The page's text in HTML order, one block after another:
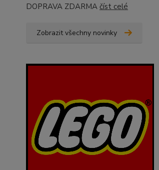
DOPRAVA ZDARMA číst celé
Zobrazit všechny novinky